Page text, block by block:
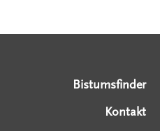
Bistumsfinder
Kontakt